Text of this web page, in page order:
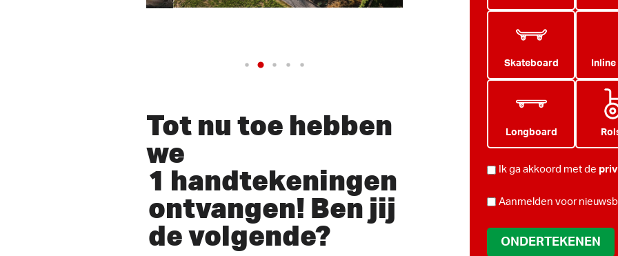
Tot nu toe hebben
we
1 handtekeningen
ontvangen! Ben jij
de volgende?
Skateboard
Longboard
PRIVACY
Ik ga akkoord met de
NIEUWSBRIEF
Aanmelden voor